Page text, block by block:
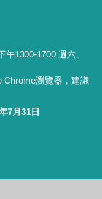
午1300-1700 週六、
Chrome瀏覽器，建議
7月31日